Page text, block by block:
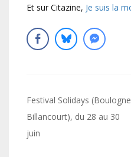
Et sur Citazine, Je suis la
Navigation
de
l’article
Festival Solidays (Boulogne
Billancourt), du 28 au 30
juin